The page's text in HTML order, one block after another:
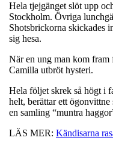
Hela tjejgänget slöt upp
Stockholm. Övriga
Shotsbrickorna skickades
sig hesa.
När en ung man kom fram
Camilla utbröt hysteri.
Hela följet skrek så högt i
helt, berättar ett
en samling “muntra
LÄS MER: Kändisarna